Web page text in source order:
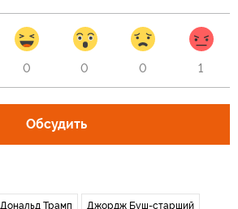
0 0 0 1
Обсудить
Дональд Трамп Джордж Буш-старший